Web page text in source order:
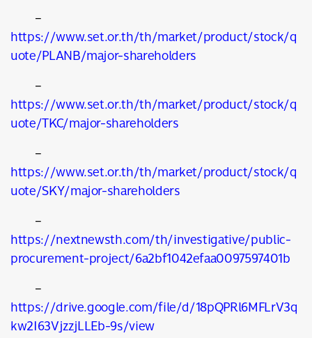
–
https://www.set.or.th/th/market/product/stock/q
uote/PLANB/major-shareholders
–
https://www.set.or.th/th/market/product/stock/q
uote/TKC/major-shareholders
–
https://www.set.or.th/th/market/product/stock/q
uote/SKY/major-shareholders
–
https://nextnewsth.com/th/investigative/public-
procurement-project/6a2bf1042efaa0097597401b
–
https://drive.google.com/file/d/18pQPRl6MFLrV3q
kw2I63VjzzjLLEb-9s/view